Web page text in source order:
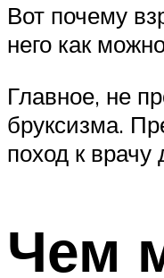
Вот почему
него как
Главное, не
бруксизма.
поход к
Чем